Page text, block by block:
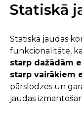
Statiskā
Statiskā jaudas
funkcionalitāte,
starp dažādām
starp vairākiem
pārslodzes un
jaudas